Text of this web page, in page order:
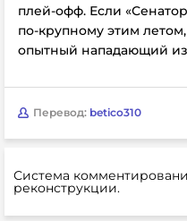
плей-офф. Если
по-крупному этим
опытный нападающий
Перевод: betico310
Система
реконструкции.